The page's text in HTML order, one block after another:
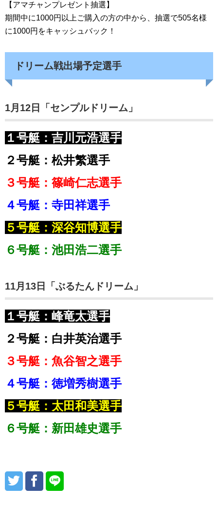
【アマチャンプレゼント抽選】
期間中に1000円以上ご購入の方の中から、抽選で505名様
に1000円をキャッシュバック！
ドリーム戦出場予定選手
1月12日「センプルドリーム」
１号艇：吉川元浩選手
２号艇：松井繁選手
３号艇：篠崎仁志選手
４号艇：寺田祥選手
５号艇：深谷知博選手
６号艇：池田浩二選手
11月13日「ぶるたんドリーム」
１号艇：峰竜太選手
２号艇：白井英治選手
３号艇：魚谷智之選手
４号艇：徳増秀樹選手
５号艇：太田和美選手
６号艇：新田雄史選手